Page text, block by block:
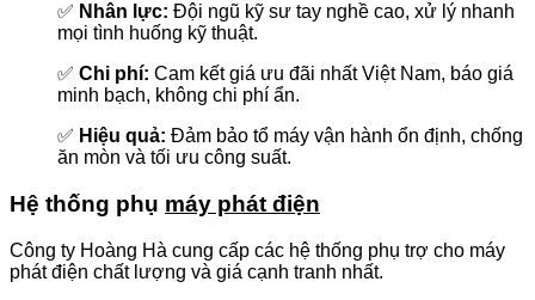
✅ Nhân lực: Đội ngũ kỹ sư tay nghề cao, xử lý nhanh
mọi tình huống kỹ thuật.
✅ Chi phí: Cam kết giá ưu đãi nhất Việt Nam, báo giá
minh bạch, không chi phí ẩn.
✅ Hiệu quả: Đảm bảo tổ máy vận hành ổn định, chống
ăn mòn và tối ưu công suất.
Hệ thống phụ máy phát điện
Công ty Hoàng Hà cung cấp các hệ thống phụ trợ cho máy
phát điện chất lượng và giá cạnh tranh nhất.